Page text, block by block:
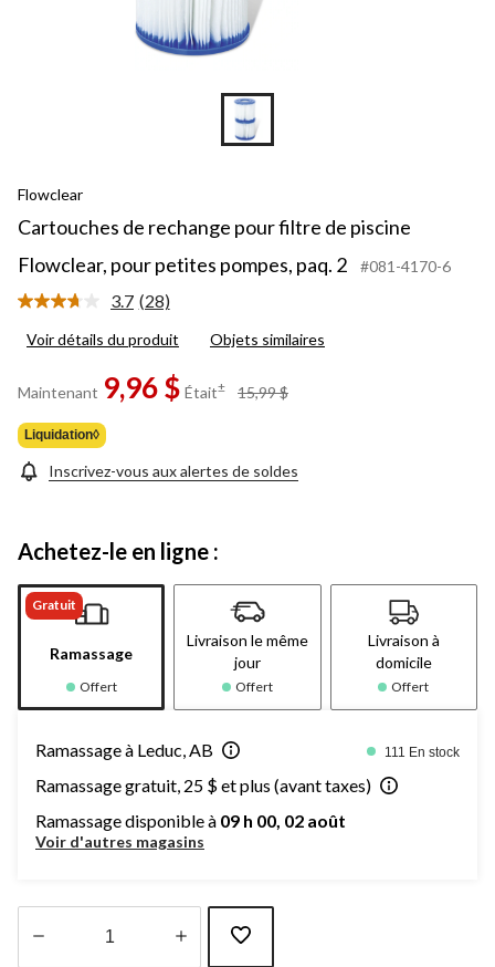
Flowclear
Cartouches de rechange pour filtre de piscine
Flowclear, pour petites pompes, paq. 2
#081-4170-6
3.7 Lire
28
Lien
vers
(28)
Voir détails du produit Objets similaires
Maintenant 9,96 $ Était± 15,99 $
Liquidation◊
Inscrivez-vous aux alertes de soldes
Achetez-le en ligne :
Gratuit
Ramassage
Offert
Livraison le même
jour
Offert
Livraison à
domicile
Offert
Ramassage à Leduc, AB 111 En stock
Ramassage gratuit, 25 $ et plus (avant taxes)
Ramassage disponible à 09 h 00, 02 août
Voir d'autres magasins